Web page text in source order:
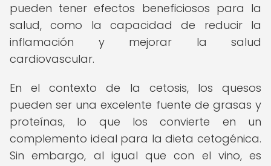
pueden tener efectos beneficiosos para la
salud, como la capacidad de reducir la
inflamación y mejorar la salud
cardiovascular.
En el contexto de la cetosis, los quesos
pueden ser una excelente fuente de grasas y
proteínas, lo que los convierte en un
complemento ideal para la dieta cetogénica.
Sin embargo, al igual que con el vino, es